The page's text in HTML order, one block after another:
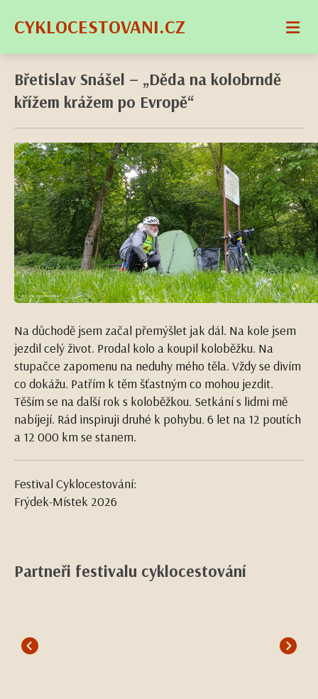
CYKLOCESTOVANI.CZ
Břetislav Snášel – „Děda na kolobrndě
křížem krážem po Evropě“
Na důchodě jsem začal přemýšlet jak dál. Na kole jsem
jezdil celý život. Prodal kolo a koupil koloběžku. Na
stupačce zapomenu na neduhy mého těla. Vždy se divím
co dokážu. Patřím k těm šťastným co mohou jezdit.
Těším se na další rok s koloběžkou. Setkání s lidmi mě
nabíjejí. Rád inspiruji druhé k pohybu. 6 let na 12 poutích
a 12 000 km se stanem.
Festival Cyklocestování:
Frýdek-Místek 2026
Partneři festivalu cyklocestování